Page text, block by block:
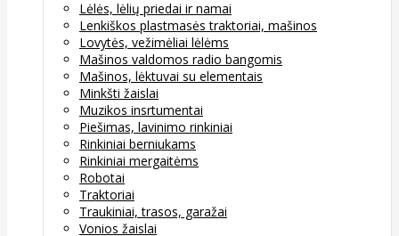
Lėlės, lėlių priedai ir namai
Lenkiškos plastmasės traktoriai, mašinos
Lovytės, vežimėliai lėlėms
Mašinos valdomos radio bangomis
Mašinos, lėktuvai su elementais
Minkšti žaislai
Muzikos insrtumentai
Piešimas, lavinimo rinkiniai
Rinkiniai berniukams
Rinkiniai mergaitėms
Robotai
Traktoriai
Traukiniai, trasos, garažai
Vonios žaislai